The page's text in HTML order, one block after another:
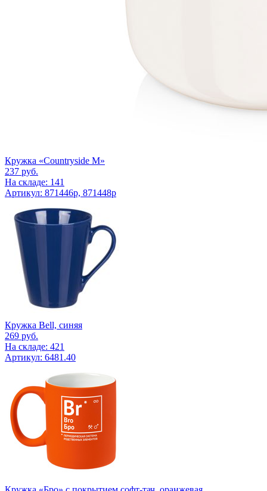
Кружка «Countryside M»
237 руб.
На складе: 141
Артикул: 871446p, 871448p
Кружка Bell, синяя
269 руб.
На складе: 421
Артикул: 6481.40